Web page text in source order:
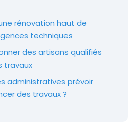
rénovation haut de
techniques
des artisans qualifiés
travaux
administratives prévoir
des travaux ?